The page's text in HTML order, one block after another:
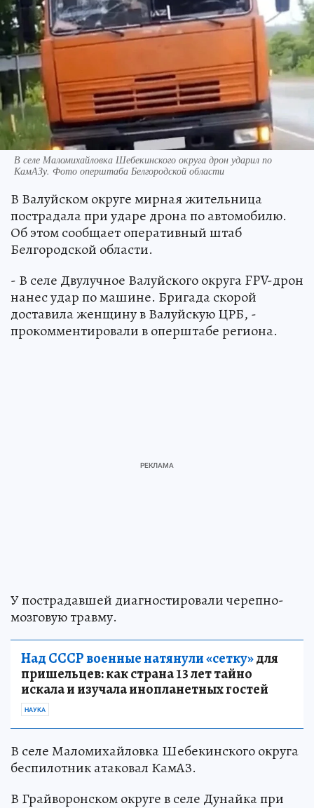
В селе Маломихайловка Шебекинского округа дрон ударил по
КамАЗу. Фото оперштаба Белгородской области
В Валуйском округе мирная жительница
пострадала при ударе дрона по автомобилю.
Об этом сообщает оперативный штаб
Белгородской области.
- В селе Двулучное Валуйского округа FPV-дрон
нанес удар по машине. Бригада скорой
доставила женщину в Валуйскую ЦРБ, -
прокомментировали в оперштабе региона.
У пострадавшей диагностировали черепно-
мозговую травму.
Над СССР военные натянули «сетку»для
пришельцев: как страна 13 лет тайно
искала и изучала инопланетных гостей
НАУКА
В селе Маломихайловка Шебекинского округа
беспилотник атаковал КамАЗ.
В Грайворонском округе в селе Дунайка при